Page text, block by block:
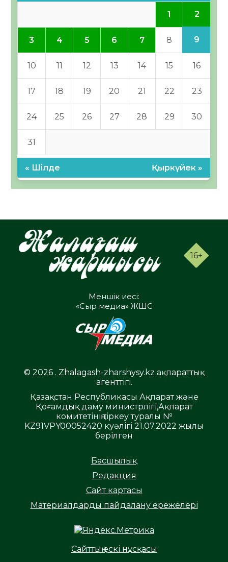
1 2
3 4 5 6 7 8 9
10 11 12 13 14 15 16
17 18 19 20 21 22 23
24 25 26 27 28 29 30
31
« Шілде Қыркүйек »
16+
Меншік иесі:
«Сыр медиа» ЖШС
© 2026 . Zhalagash-zharshysy.kz ақпараттық
агенттігі.
Қазақстан Республикасы Ақпарат және
Қоғамдық даму министрлігі,Ақпарат
комитетінің тіркеу туралы №
KZ91VPY00052420 куәлігі 21.07.2022 жылы
берілген
Басшылық
Редакция
Сайт картасы
Материалдарды пайдалану ережелері
Сайттың ескі нұсқасы